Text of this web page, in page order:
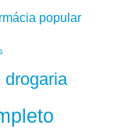
popular
drogaria